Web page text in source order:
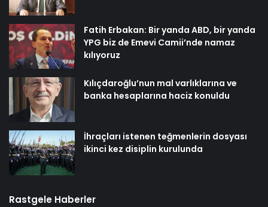
Fatih Erbakan: Bir yanda ABD, bir yanda
YPG biz de Emevi Camii’nde namaz
kılıyoruz
Kılıçdaroğlu’nun mal varlıklarına ve
banka hesaplarına haciz konuldu
İhraçları istenen teğmenlerin dosyası
ikinci kez disiplin kurulunda
Rastgele Haberler